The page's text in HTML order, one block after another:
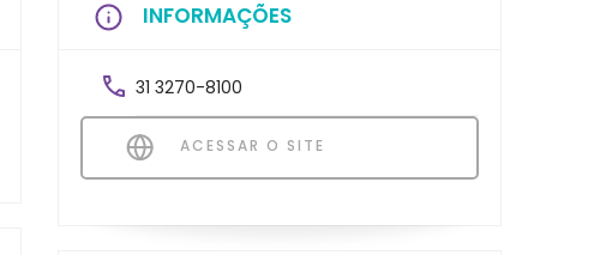
INFORMAÇÕES
31 3270-8100
ACESSAR O SITE